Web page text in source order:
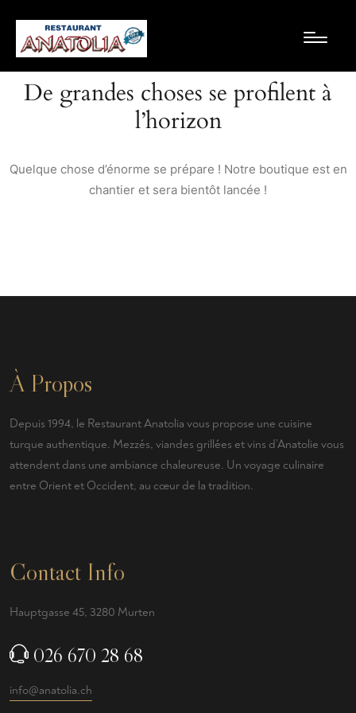
De grandes choses se profilent à
l’horizon
Quelque chose d’énorme se prépare ! Notre boutique est en
chantier et sera bientôt lancée !
À Propos
Depuis 1994, le Restaurant Anatolia vous propose une cuisine
turque authentique. Mezzés, viandes grillées et vins d’Anatolie vous
attendent dans une ambiance chaleureuse. Un voyage culinaire
entre Orient et Occident, au cœur de la tradition.
Contact Info
Hauptgasse 45, 3280 Murten
026 670 28 68
info@anatolia.ch